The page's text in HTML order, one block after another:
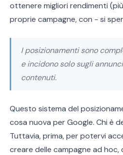
ottenere migliori rendimenti
proprie campagne, con - si
I posizionamenti sono
e incidono solo sugli
contenuti.
Questo sistema del
cosa nuova per Google. Chi è
Tuttavia, prima, per potervi
creare delle campagne ad hoc,